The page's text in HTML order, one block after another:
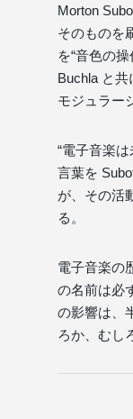
Morton
そのものを
を“音色の操
Buchla と
モジュラー
“電子音楽
言葉を
が、その活
る。
電子音楽の
の名前は必
の影響は、
ろか、むし